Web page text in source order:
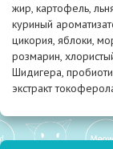
жир, картофель,
куриный
цикория, яблоки,
розмарин,
Шидигера,
экстракт